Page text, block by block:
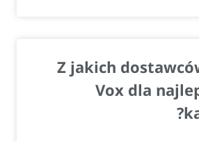
Z jakich
Vox dla